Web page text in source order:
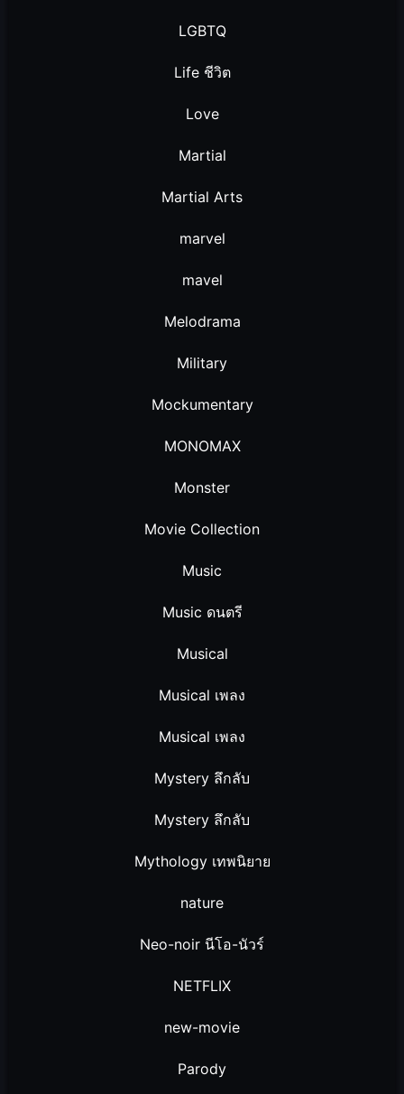
LGBTQ
Life ชีวิต
Love
Martial
Martial Arts
marvel
mavel
Melodrama
Military
Mockumentary
MONOMAX
Monster
Movie Collection
Music
Music ดนตรี
Musical
Musical เพลง
Musical เพลง
Mystery ลึกลับ
Mystery ลึกลับ
Mythology เทพนิยาย
nature
Neo-noir นีโอ-นัวร์
NETFLIX
new-movie
Parody